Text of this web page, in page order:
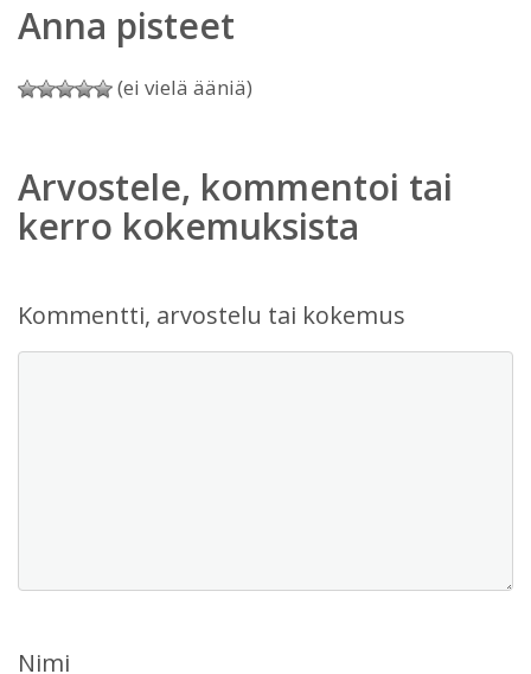
Anna pisteet
(ei vielä ääniä)
Arvostele, kommentoi tai
kerro kokemuksista
Kommentti, arvostelu tai kokemus
Nimi